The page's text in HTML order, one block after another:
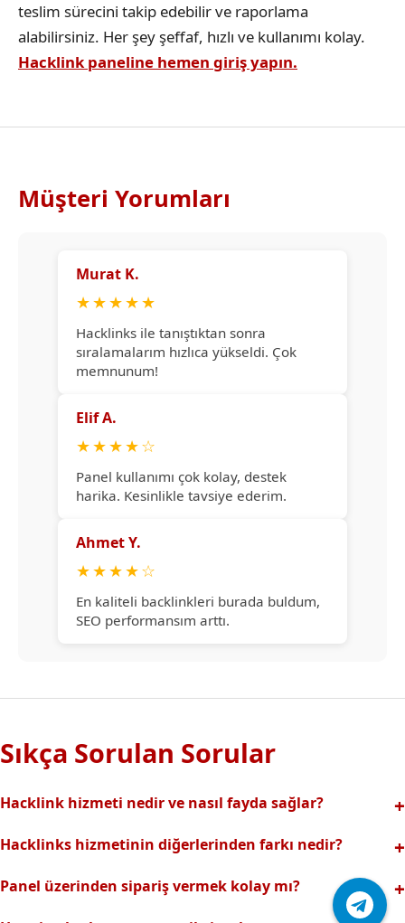
teslim sürecini takip edebilir ve raporlama
alabilirsiniz. Her şey şeffaf, hızlı ve kullanımı kolay.
Hacklink paneline hemen giriş yapın.
Müşteri Yorumları
Murat K.
★★★★★
Hacklinks ile tanıştıktan sonra
sıralamalarım hızlıca yükseldi. Çok
memnunum!
Elif A.
★★★★☆
Panel kullanımı çok kolay, destek
harika. Kesinlikle tavsiye ederim.
Ahmet Y.
★★★★☆
En kaliteli backlinkleri burada buldum,
SEO performansım arttı.
Sıkça Sorulan Sorular
Hacklink hizmeti nedir ve nasıl fayda sağlar?
backlinklerle sitenizin arama motorlarındaki
sıralamalarınız hızlıca yükselir.
Hacklinks hizmetinin diğerlerinden farkı nedir?
riski olmadan, en kaliteli ve etkili backlinkler sunuyoruz.
Profesyonel ekibimizle hızlı destek sağlanır.Ayrıca Daha
Panel üzerinden sipariş vermek kolay mı?
Hacklinks paneli kullanıcı dostu arayüzüyle kolayca sipariş